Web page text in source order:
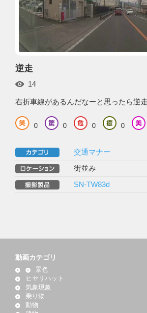
逆走
14
右折車線があるんだなーと思ったら逆走
0 0 0 0
交通マナー
街並み
SN-TW83d
動画カテゴリ
景色
ヒヤリハット
気象現象
乗り物
動物